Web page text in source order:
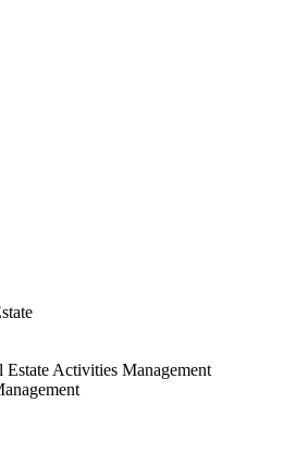
Estate Activities Management